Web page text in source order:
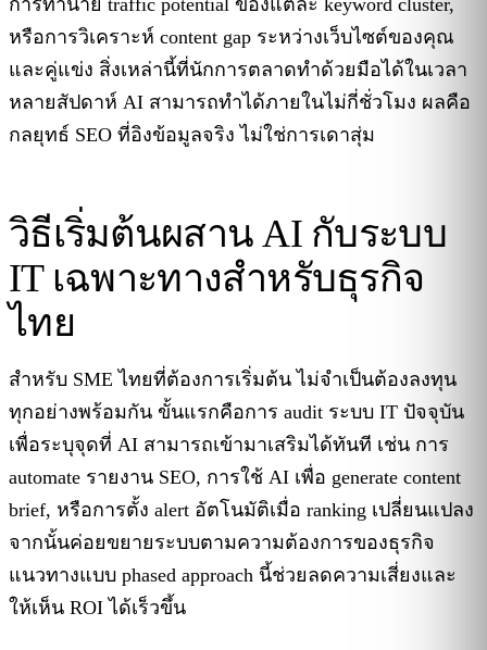
การทำนาย traffic potential ของแต่ละ keyword cluster,
หรือการวิเคราะห์ content gap ระหว่างเว็บไซต์ของคุณ
และคู่แข่ง สิ่งเหล่านี้ที่นักการตลาดทำด้วยมือได้ในเวลา
หลายสัปดาห์ AI สามารถทำได้ภายในไม่กี่ชั่วโมง ผลคือ
กลยุทธ์ SEO ที่อิงข้อมูลจริง ไม่ใช่การเดาสุ่ม
วิธีเริ่มต้นผสาน AI กับระบบ
IT เฉพาะทางสำหรับธุรกิจ
ไทย
สำหรับ SME ไทยที่ต้องการเริ่มต้น ไม่จำเป็นต้องลงทุน
ทุกอย่างพร้อมกัน ขั้นแรกคือการ audit ระบบ IT ปัจจุบัน
เพื่อระบุจุดที่ AI สามารถเข้ามาเสริมได้ทันที เช่น การ
automate รายงาน SEO, การใช้ AI เพื่อ generate content
brief, หรือการตั้ง alert อัตโนมัติเมื่อ ranking เปลี่ยนแปลง
จากนั้นค่อยขยายระบบตามความต้องการของธุรกิจ
แนวทางแบบ phased approach นี้ช่วยลดความเสี่ยงและ
ให้เห็น ROI ได้เร็วขึ้น